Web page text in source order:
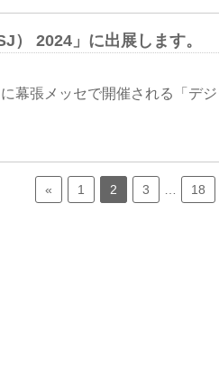
） 2024」に出展します。
幕張メッセで開催される「デ
« 1 2 3 18